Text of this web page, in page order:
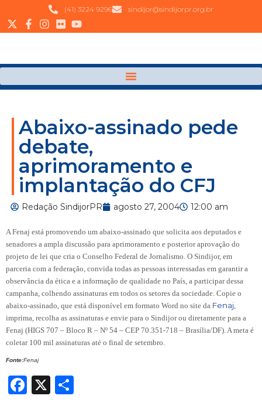
(41) 3224 9296 sindijor@sindijorpr.org.br
Abaixo-assinado pede
debate,
aprimoramento e
implantação do CFJ
Redação SindijorPR agosto 27, 2004 12:00 am
A Fenaj está promovendo um abaixo-assinado que solicita aos deputados e
senadores a ampla discussão para aprimoramento e posterior aprovação do
projeto de lei que cria o Conselho Federal de Jornalismo. O Sindijor, em
parceria com a federação, convida todas as pessoas interessadas em garantir a
observância da ética e a informação de qualidade no País, a participar dessa
campanha, colhendo assinaturas em todos os setores da sociedade. Copie o
abaixo-assinado, que está disponível em formato Word no site da Fenaj
imprima, recolha as assinaturas e envie para o Sindijor ou diretamente para a
Fenaj (HIGS 707 – Bloco R – Nº 54 – CEP 70.351-718 – Brasília/DF). A meta é
coletar 100 mil assinaturas até o final de setembro.
Fonte:Fenaj
Facebook
X